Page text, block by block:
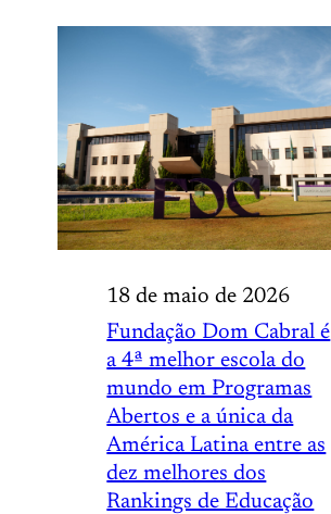
18 de maio de 2026
Fundação Dom Cabral é
a 4ª melhor escola do
mundo em Programas
Abertos e a única da
América Latina entre as
dez melhores dos
Rankings de Educação